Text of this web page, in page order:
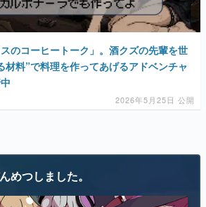
のコーヒートーク」。酒クズの先輩を世
材料”で料理を作ってあげるアドベンチャ
2026年5月25日 公開
めつしました。